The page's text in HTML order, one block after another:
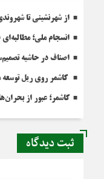
از شهرنشینی تا
انسجام ملی؛ مطالبه‌ای
اصناف در حاشیه
کاشمر روی ریل توسعه
کاشمر؛ عبور از
ثبت دیدگاه